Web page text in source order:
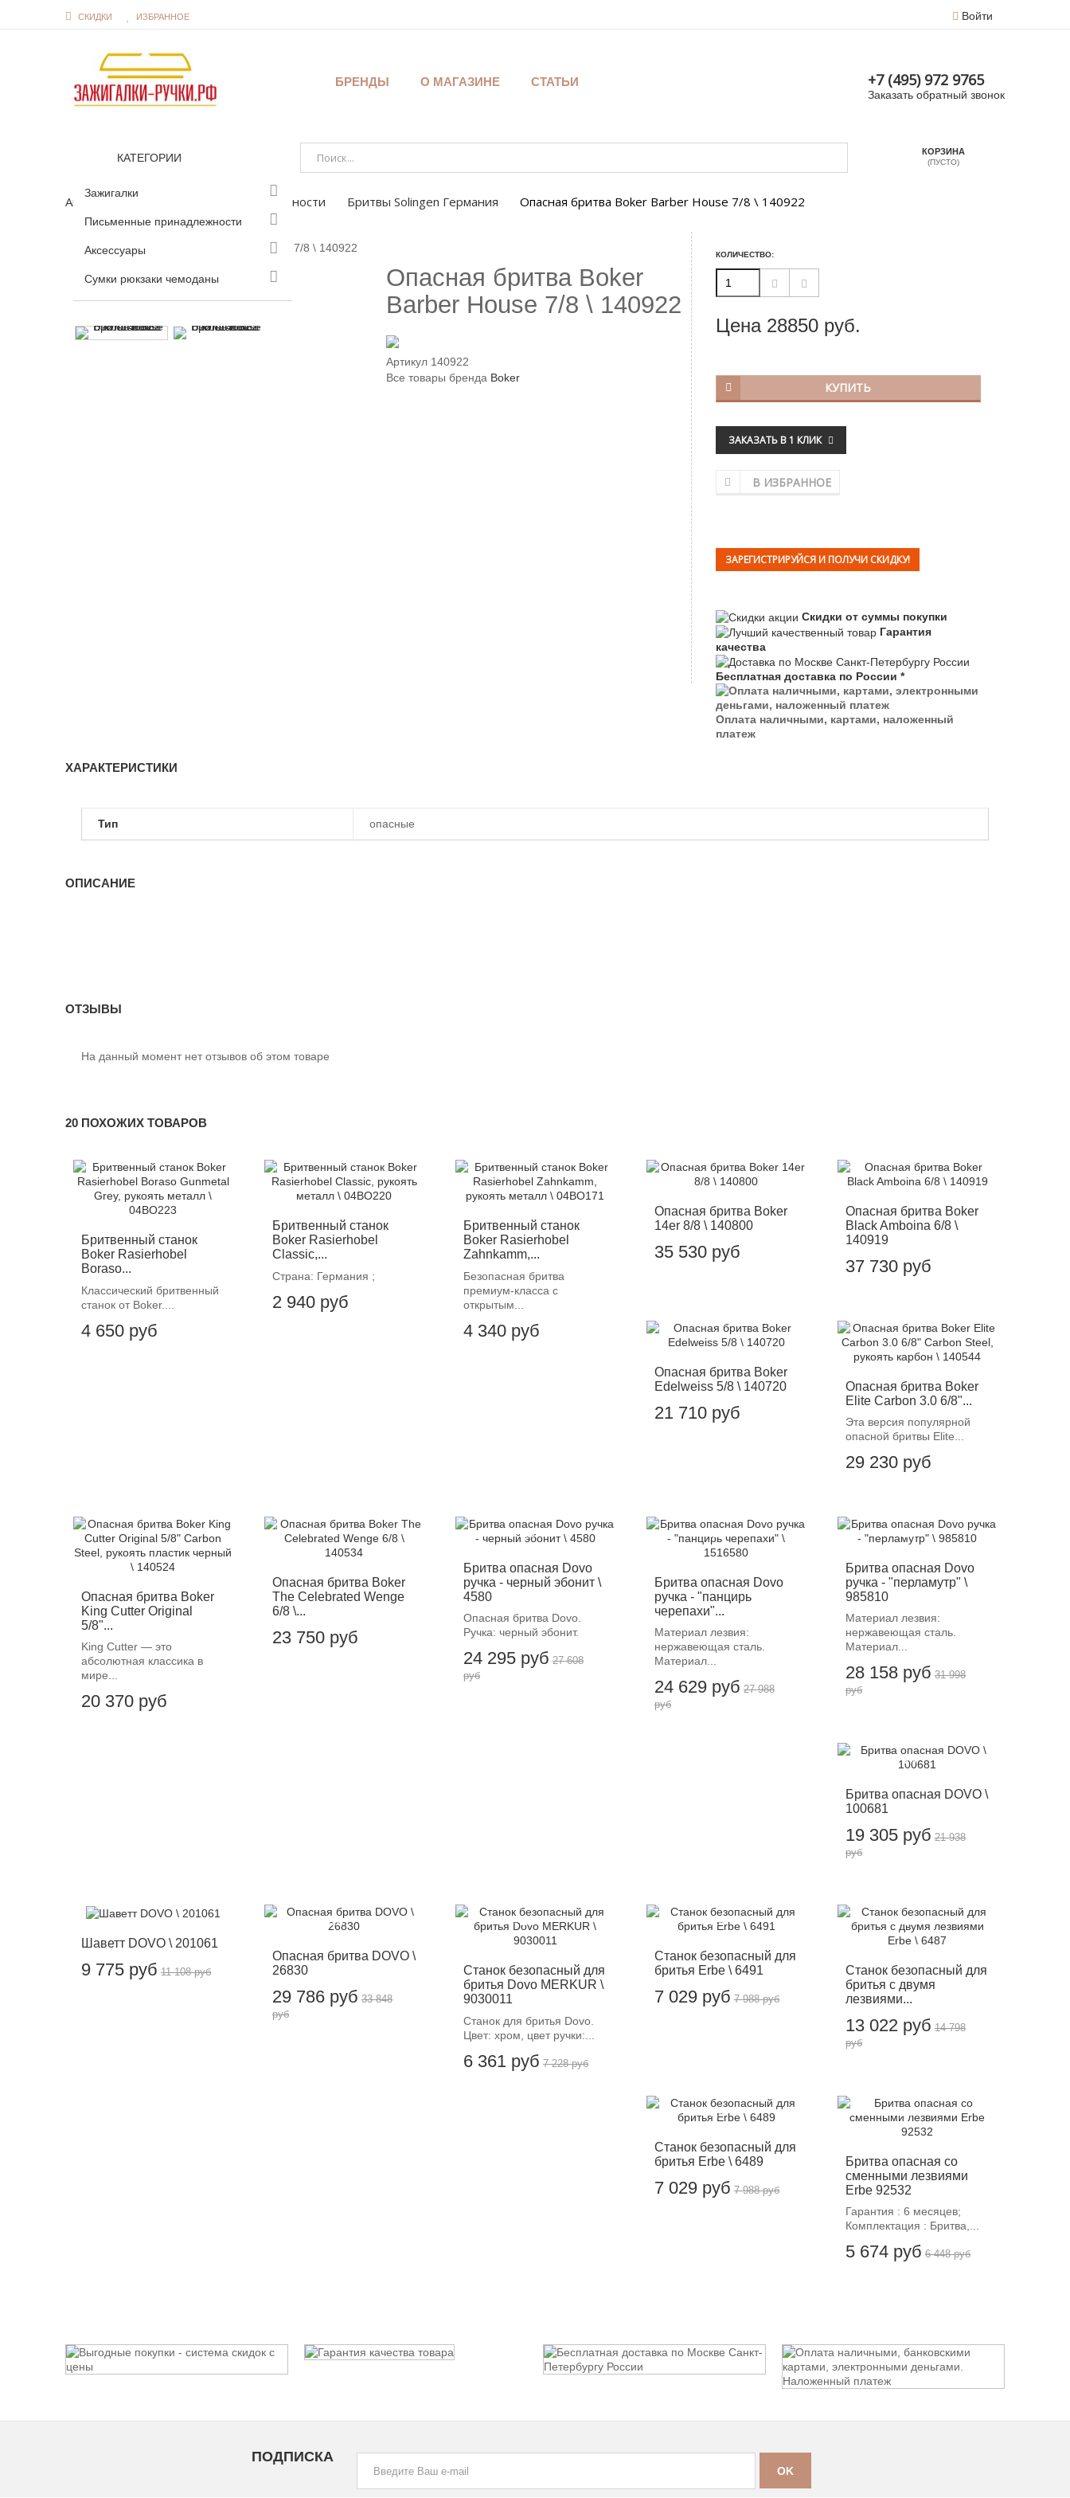
СКИДКИ ИЗБРАННОЕ Войти
БРЕНДЫ О МАГАЗИНЕ СТАТЬИ +7 (495) 972 9765
Заказать обратный звонок
КАТЕГОРИИ
Зажигалки
Письменные принадлежности
Аксессуары
Сумки рюкзаки чемоданы
КОРЗИНА
(ПУСТО)
Аксессуары Бритвенные принадлежности Бритвы Solingen Германия Опасная бритва Boker Barber House 7/8 \ 140922
Опасная бритва Boker
Barber House 7/8 \ 140922
Артикул 140922
Все товары бренда Boker
КОЛИЧЕСТВО:
Цена 28850руб.
КУПИТЬ
ЗАКАЗАТЬ В 1 КЛИК
В ИЗБРАННОЕ
ЗАРЕГИСТРИРУЙСЯ И ПОЛУЧИ СКИДКУ!
Скидки от суммы покупки
Гарантия
качества
Бесплатная доставка по России *
Оплата наличными, картами, наложенный
платеж
ХАРАКТЕРИСТИКИ
Тип опасные
ОПИСАНИЕ
ОТЗЫВЫ
На данный момент нет отзывов об этом товаре
20 ПОХОЖИХ ТОВАРОВ
Бритвенный станок
Boker Rasierhobel
Boraso...
Классический бритвенный
станок от Boker....
4 650 руб
Бритвенный станок
Boker Rasierhobel
Classic,...
Страна: Германия ;
2 940 руб
Бритвенный станок
Boker Rasierhobel
Zahnkamm,...
Безопасная бритва
премиум-класса с
открытым...
4 340 руб
Опасная бритва Boker
14er 8/8 \ 140800
35 530 руб
Опасная бритва Boker
Black Amboina 6/8 \
140919
37 730 руб
Опасная бритва Boker
Edelweiss 5/8 \ 140720
21 710 руб
Опасная бритва Boker
Elite Carbon 3.0 6/8"...
Эта версия популярной
опасной бритвы Elite...
29 230 руб
Опасная бритва Boker
King Cutter Original
5/8"...
King Cutter — это
абсолютная классика в
мире...
20 370 руб
Опасная бритва Boker
The Celebrated Wenge
6/8 \...
23 750 руб
Бритва опасная Dovo
ручка - черный эбонит \
4580
Опасная бритва Dovo.
Ручка: черный эбонит.
24 295 руб
-12%
27 608
руб
Бритва опасная Dovo
ручка - "панцирь
черепахи"...
Материал лезвия:
нержавеющая сталь.
Материал...
24 629 руб 27 988
руб
Бритва опасная Dovo
ручка - "перламутр" \
985810
Материал лезвия:
нержавеющая сталь.
Материал...
28 158 руб 31 998
руб
Бритва опасная DOVO \
100681
19 305 руб
-12%
21 938
руб
Шаветт DOVO \ 201061
9 775 руб 11 108 руб
Опасная бритва DOVO \
26830
29 786 руб
-12%
33 848
руб
Станок безопасный для
бритья Dovo MERKUR \
9030011
Станок для бритья Dovo.
Цвет: хром, цвет ручки:...
6 361 руб
-12%
7 228 руб
Станок безопасный для
бритья Erbe \ 6491
7 029 руб
-12%
7 988 руб
Станок безопасный для
бритья с двумя
лезвиями...
13 022 руб
-12%
14 798
руб
Станок безопасный для
бритья Erbe \ 6489
7 029 руб
-12%
7 988 руб
Бритва опасная со
сменными лезвиями
Erbe 92532
Гарантия : 6 месяцев;
Комплектация : Бритва,...
5 674 руб 6 448 руб
ПОДПИСКА